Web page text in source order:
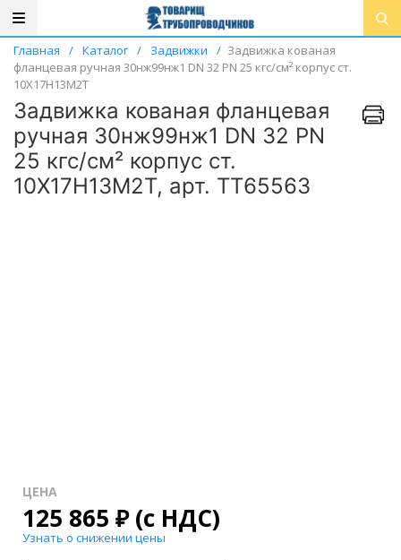
Главная / Каталог / Задвижки / Задвижка кованая
фланцевая ручная 30нж99нж1 DN 32 PN 25 кгс/см² корпус ст.
10Х17Н13М2Т
Задвижка кованая фланцевая
ручная 30нж99нж1 DN 32 PN
25 кгс/см² корпус ст.
10Х17Н13М2Т, арт. ТТ65563
ЦЕНА
125 865 ₽(с НДС)
Узнать о снижении цены